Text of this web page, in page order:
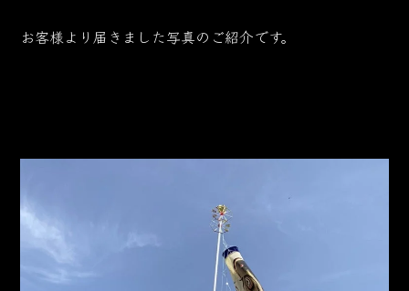
お客様より届きました写真のご紹介です。